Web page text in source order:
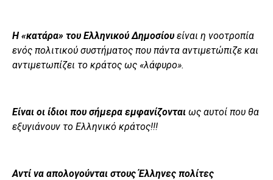
Η «κατάρα» του Ελληνικού Δημοσίου είναι η νοοτροπία
ενός πολιτικού συστήματος που πάντα αντιμετώπιζε και
αντιμετωπίζει το κράτος ως «λάφυρο».
Είναι οι ίδιοι που σήμερα εμφανίζονται ως αυτοί που θα
εξυγιάνουν το Ελληνικό κράτος!!!
Αντί να απολογούνται στους Έλληνες πολίτες